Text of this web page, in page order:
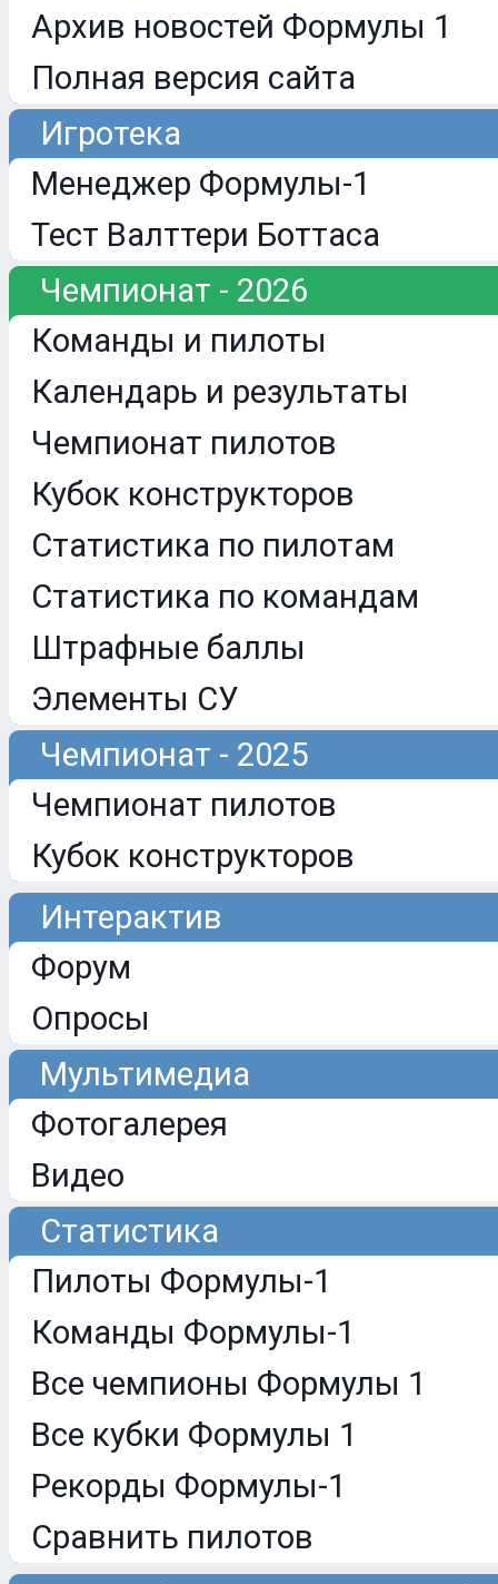
Архив новостей Формулы 1
Полная версия сайта
Игротека
Менеджер Формулы-1
Тест Валттери Боттаса
Чемпионат - 2026
Команды и пилоты
Календарь и результаты
Чемпионат пилотов
Кубок конструкторов
Статистика по пилотам
Статистика по командам
Штрафные баллы
Элементы СУ
Чемпионат - 2025
Чемпионат пилотов
Кубок конструкторов
Интерактив
Форум
Опросы
Мультимедиа
Фотогалерея
Видео
Статистика
Пилоты Формулы-1
Команды Формулы-1
Все чемпионы Формулы 1
Все кубки Формулы 1
Рекорды Формулы-1
Сравнить пилотов